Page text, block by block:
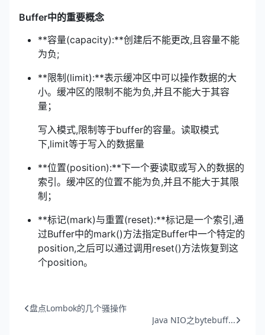
Buffer中的重要概念
**容量(capacity):**创建后不能更改,且容量不能
为负;
**限制(limit):**表示缓冲区中可以操作数据的大
小。缓冲区的限制不能为负,并且不能大于其容
量；
写入模式,限制等于buffer的容量。读取模式
下,limit等于写入的数据量
**位置(position):**下一个要读取或写入的数据的
索引。缓冲区的位置不能为负,并且不能大于其限
制；
**标记(mark)与重置(reset):**标记是一个索引,通
过Buffer中的mark()方法指定Buffer中一个特定的
position,之后可以通过调用reset()方法恢复到这
个position。
盘点Lombok的几个骚操作
Java NIO之bytebuff...